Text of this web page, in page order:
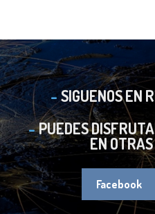
SIGUENOS EN
PUEDES
EN
Facebook